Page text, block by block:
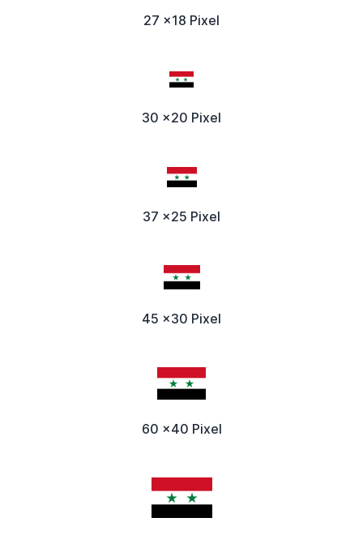
27 x18 Pixel
30 x20 Pixel
37 x25 Pixel
45 x30 Pixel
60 x40 Pixel